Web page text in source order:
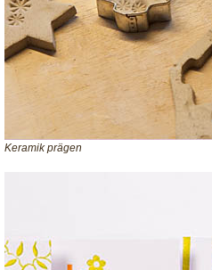
Keramik prägen